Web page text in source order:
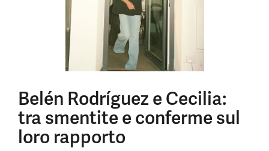
Belén Rodríguez e Cecilia:
tra smentite e conferme sul
loro rapporto